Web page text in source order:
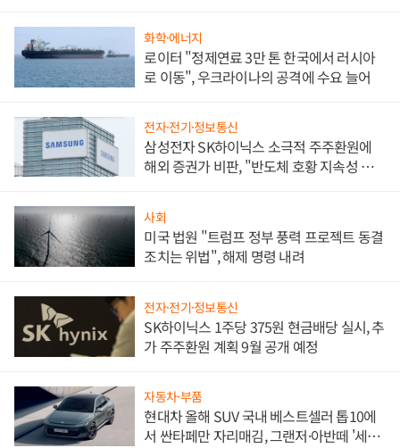
화학·에너지
로이터 "정제연료 3만 톤 한국에서 러시아
로 이동", 우크라이나의 공격에 수요 늘어
전자·전기·정보통신
삼성전자 SK하이닉스 소극적 주주환원에
해외 증권가 비판, "반도체 호황 지속성 의
사회
미국 법원 "트럼프 정부 풍력 프로젝트 동결
조치는 위법", 해제 명령 내려
전자·전기·정보통신
SK하이닉스 1주당 375원 현금배당 실시, 추
가 주주환원 계획 9월 공개 예정
자동차·부품
현대차 올해 SUV 국내 베스트셀러 톱10에
서 싼타페만 자리매김, 그랜저·아반떼 '세단